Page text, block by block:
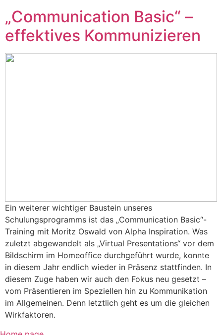
„Communication Basic“ –
effektives Kommunizieren
Ein weiterer wichtiger Baustein unseres
Schulungsprogramms ist das „Communication Basic“-
Training mit Moritz Oswald von Alpha Inspiration. Was
zuletzt abgewandelt als „Virtual Presentations“ vor dem
Bildschirm im Homeoffice durchgeführt wurde, konnte
in diesem Jahr endlich wieder in Präsenz stattfinden. In
diesem Zuge haben wir auch den Fokus neu gesetzt –
vom Präsentieren im Speziellen hin zu Kommunikation
im Allgemeinen. Denn letztlich geht es um die gleichen
Wirkfaktoren.